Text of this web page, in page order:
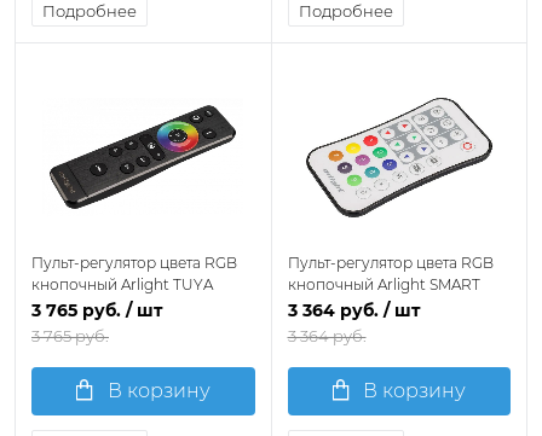
Подробнее Подробнее
Пульт-регулятор цвета RGB
кнопочный Arlight TUYA
027154
3 765 руб. / шт
3 765 руб.
В корзину
Пульт-регулятор цвета RGB
кнопочный Arlight SMART
032622
3 364 руб. / шт
3 364 руб.
В корзину